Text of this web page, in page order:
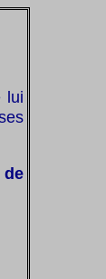
lui
de